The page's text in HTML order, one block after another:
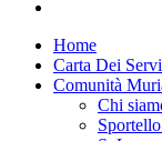
Close
Menu
Home
Carta Dei
Comunità
Chi